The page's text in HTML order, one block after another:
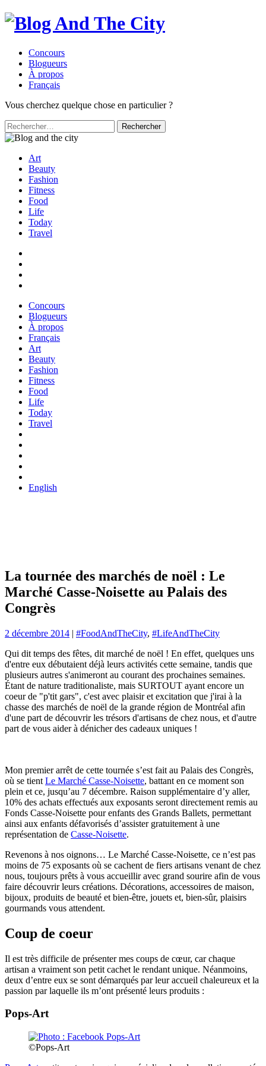
Concours
Blogueurs
À propos
Français
Vous cherchez quelque chose en particulier ?
Rechercher :
Art
Beauty
Fashion
Fitness
Food
Life
Today
Travel
Concours
Blogueurs
À propos
Français
Art
Beauty
Fashion
Fitness
Food
Life
Today
Travel
English
La tournée des marchés de noël : Le
Marché Casse-Noisette au Palais des
Congrès
2 décembre 2014 | #FoodAndTheCity, #LifeAndTheCity
Qui dit temps des fêtes, dit marché de noël ! En effet, quelques uns
d'entre eux débutaient déjà leurs activités cette semaine, tandis que
plusieurs autres s'animeront au courant des prochaines semaines.
Étant de nature traditionaliste, mais SURTOUT ayant encore un
coeur de "p'tit gars", c'est avec plaisir et excitation que j'irai à la
chasse des marchés de noël de la grande région de Montréal afin
d'une part de découvrir les trésors d'artisans de chez nous, et d'autre
part de vous aider à dénicher des cadeaux uniques !
Mon premier arrêt de cette tournée s’est fait au Palais des Congrès,
où se tient Le Marché Casse-Noisette, battant en ce moment son
plein et ce, jusqu’au 7 décembre. Raison supplémentaire d’y aller,
10% des achats effectués aux exposants seront directement remis au
Fonds Casse-Noisette pour enfants des Grands Ballets, permettant
ainsi aux enfants défavorisés d’assister gratuitement à une
représentation de Casse-Noisette.
Revenons à nos oignons… Le Marché Casse-Noisette, ce n’est pas
moins de 75 exposants où se cachent de fiers artisans venant de chez
nous, toujours prêts à vous accueillir avec grand sourire afin de vous
faire découvrir leurs créations. Décorations, accessoires de maison,
bijoux, produits de beauté et bien-être, jouets et, bien-sûr, plaisirs
gourmands vous attendent.
Coup de coeur
Il est très difficile de présenter mes coups de cœur, car chaque
artisan a vraiment son petit cachet le rendant unique. Néanmoins,
deux d’entre eux se sont démarqués par leur accueil chaleureux et la
passion par laquelle ils m’ont présenté leurs produits :
Pops-Art
©Pops-Art